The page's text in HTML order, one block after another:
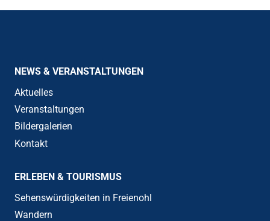
NEWS & VERANSTALTUNGEN
Aktuelles
Veranstaltungen
Bildergalerien
Kontakt
ERLEBEN & TOURISMUS
Sehenswürdigkeiten in Freienohl
Wandern